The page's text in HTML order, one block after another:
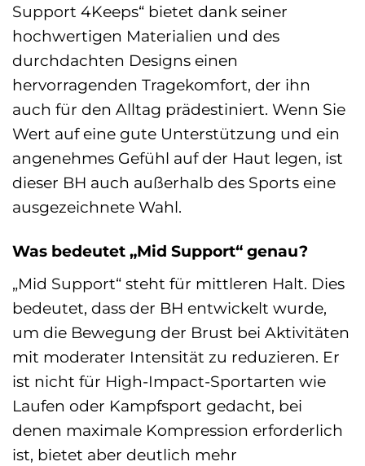
Support 4Keeps“ bietet dank seiner
hochwertigen Materialien und des
durchdachten Designs einen
hervorragenden Tragekomfort, der ihn
auch für den Alltag prädestiniert. Wenn Sie
Wert auf eine gute Unterstützung und ein
angenehmes Gefühl auf der Haut legen, ist
dieser BH auch außerhalb des Sports eine
ausgezeichnete Wahl.
Was bedeutet „Mid Support“ genau?
„Mid Support“ steht für mittleren Halt. Dies
bedeutet, dass der BH entwickelt wurde,
um die Bewegung der Brust bei Aktivitäten
mit moderater Intensität zu reduzieren. Er
ist nicht für High-Impact-Sportarten wie
Laufen oder Kampfsport gedacht, bei
denen maximale Kompression erforderlich
ist, bietet aber deutlich mehr